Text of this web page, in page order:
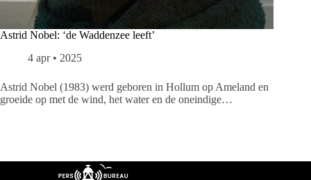
Astrid Nobel: ‘de Waddenzee leeft’
4 apr • 2025
Astrid Nobel (1983) werd geboren in Hollum op Ameland en
groeide op met de wind, het water en de oneindige…